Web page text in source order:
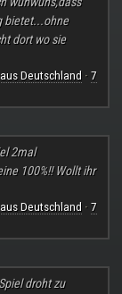
bietet...ohne
dort wo sie
Deutschland · 7
2mal
100%!! Wollt ihr
Deutschland · 7
droht zu